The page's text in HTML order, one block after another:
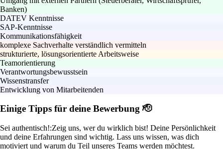
Banken)
DATEV Kenntnisse
SAP-Kenntnisse
Kommunikationsfähigkeit
komplexe Sachverhalte verständlich vermitteln
strukturierte, lösungsorientierte Arbeitsweise
Teamorientierung
Verantwortungsbewusstsein
Wissenstransfer
Entwicklung von Mitarbeitenden
Einige Tipps für deine Bewerbung 🫡
Sei authentisch!:Zeig uns, wer du wirklich bist! Deine Persönlichkeit
und deine Erfahrungen sind wichtig. Lass uns wissen, was dich
motiviert und warum du Teil unseres Teams werden möchtest.